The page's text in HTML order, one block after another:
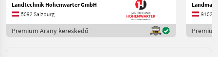
Landtechnik Hohenwarter GmbH
5092 Salzburg
Premium Arany kereskedő
9102